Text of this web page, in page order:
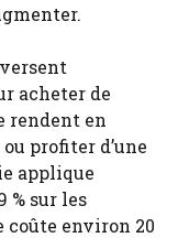
acheter de
rendent en
profiter d’une
applique
% sur les
coûte environ 20